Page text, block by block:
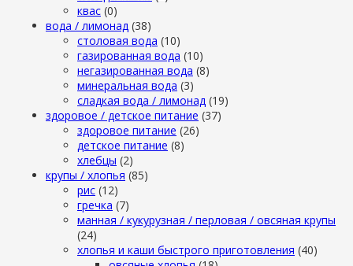
квас (0)
вода / лимонад (38)
столовая вода (10)
газированная вода (10)
негазированная вода (8)
минеральная вода (3)
сладкая вода / лимонад (19)
здоровое / детское питание (37)
здоровое питание (26)
детское питание (8)
хлебцы (2)
крупы / хлопья (85)
рис (12)
гречка (7)
манная / кукурузная / перловая / овсяная крупы
(24)
хлопья и каши быстрого приготовления (40)